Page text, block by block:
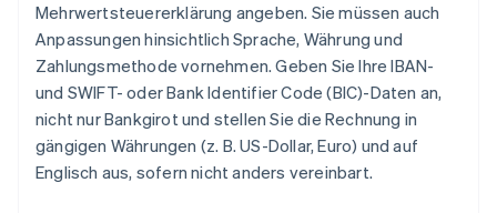
Mehrwertsteuererklärung angeben. Sie müssen auch
Anpassungen hinsichtlich Sprache, Währung und
Zahlungsmethode vornehmen. Geben Sie Ihre IBAN-
und SWIFT- oder Bank Identifier Code (BIC)-Daten an,
nicht nur Bankgirot und stellen Sie die Rechnung in
gängigen Währungen (z. B. US-Dollar, Euro) und auf
Englisch aus, sofern nicht anders vereinbart.